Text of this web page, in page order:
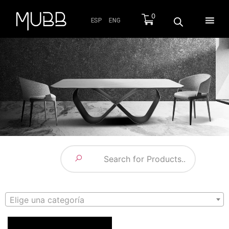
ESP ENG
0
Elige una categoría